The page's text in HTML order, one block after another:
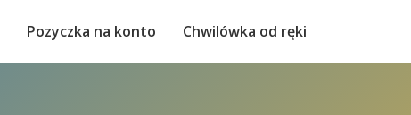
Pozyczka na konto Chwilówka od ręki